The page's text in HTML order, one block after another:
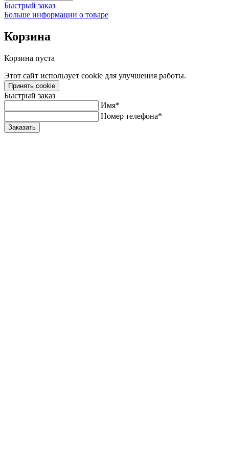
Быстрый заказ
Больше информации о товаре
Корзина
Корзина пуста
Этот сайт использует cookie для улучшения работы.
Принять cookie
Быстрый заказ
Имя*
Номер телефона*